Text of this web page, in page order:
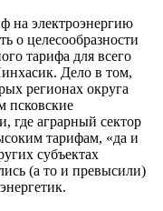
на электроэнергию
о целесообразности
тарифа для всего
Дело в том,
регионах округа
псковские
где аграрный сектор
тарифам, «да и
субъектах
(а то и превысили)